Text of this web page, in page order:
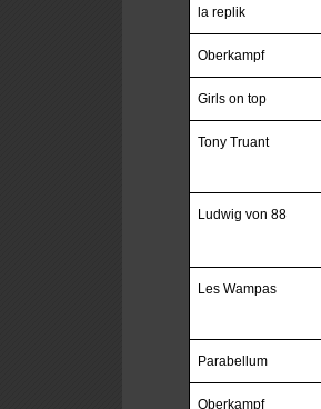
la replik
Oberkampf
Girls on top
Tony Truant
Ludwig von 88
Les Wampas
Parabellum
Oberkampf